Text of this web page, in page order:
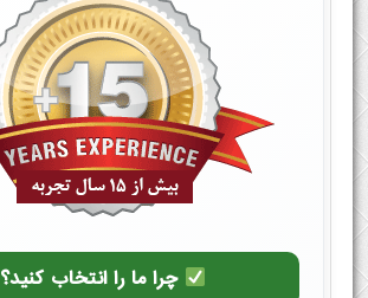
چرا ما را انتخاب کنید؟